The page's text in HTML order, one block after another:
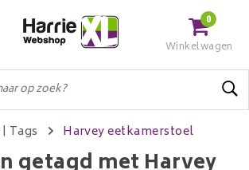
0
Winkelwagen
| Tags Harvey eetkamerstoel